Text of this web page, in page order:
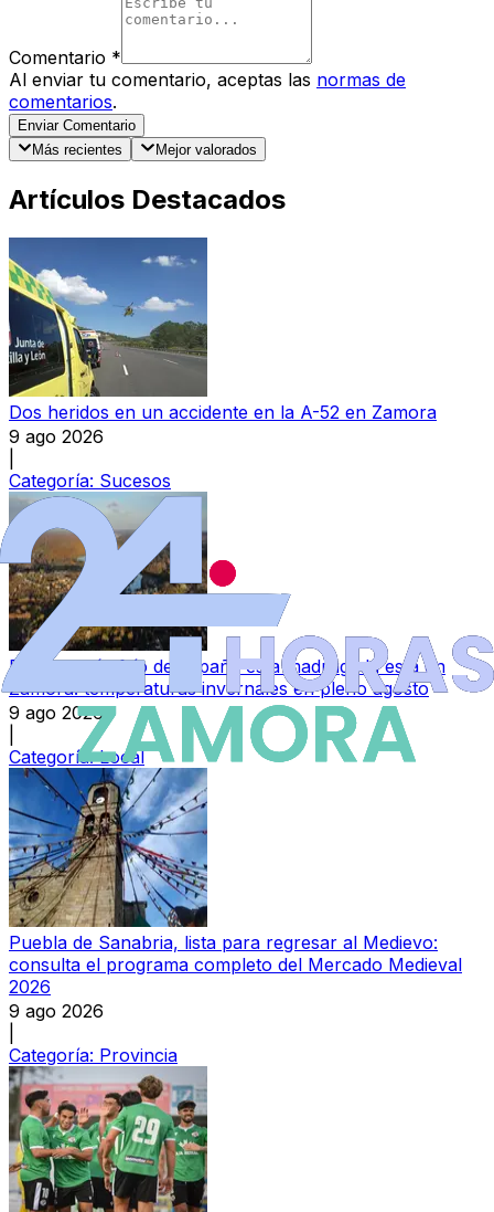
Comentario *
Al enviar tu comentario, aceptas las normas de
comentarios.
Enviar Comentario
Más recientes
Mejor valorados
Artículos Destacados
Dos heridos en un accidente en la A-52 en Zamora
9 ago 2026
Categoría: Sucesos
El lugar más frío de España esta madrugada está en
Zamora: temperaturas invernales en pleno agosto
9 ago 2026
Categoría:Local
Puebla de Sanabria, lista para regresar al Medievo:
consulta el programa completo del Mercado Medieval
2026
9 ago 2026
Categoría: Provincia